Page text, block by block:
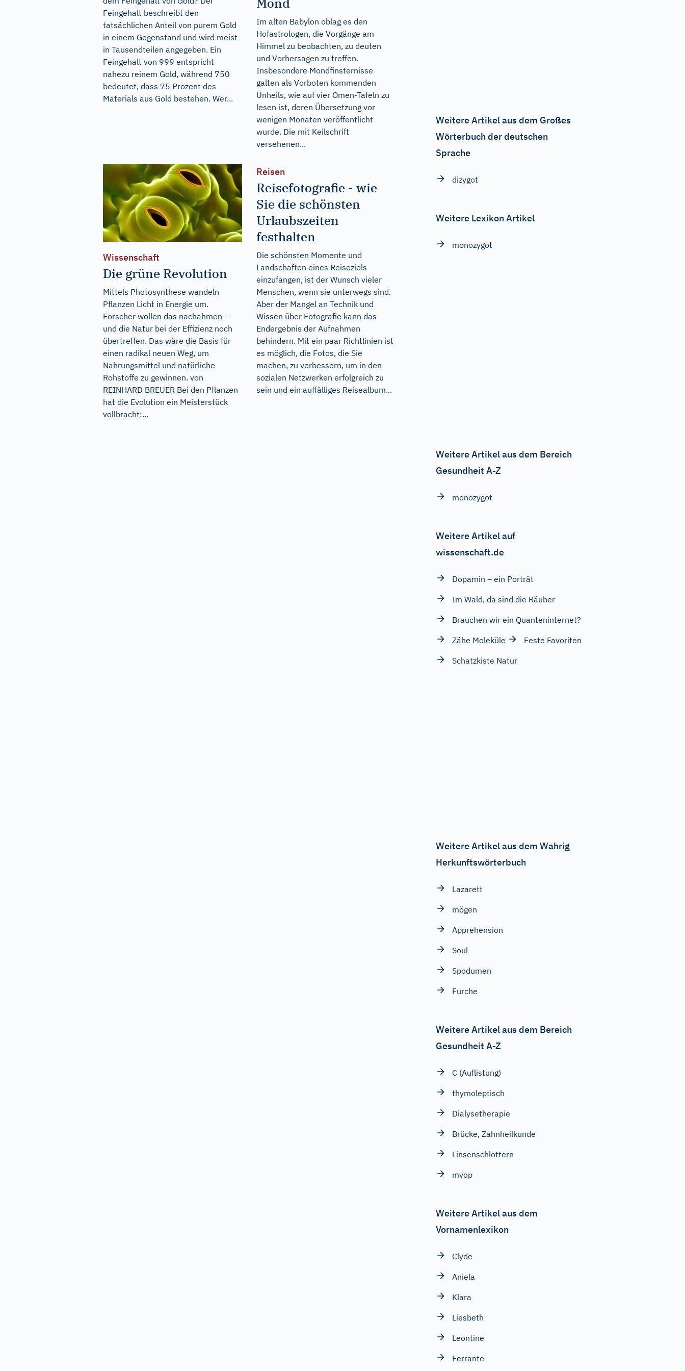
Feingehalt beschreibt den
tatsächlichen Anteil von purem Gold
in einem Gegenstand und wird meist
in Tausendteilen angegeben. Ein
Feingehalt von 999 entspricht
nahezu reinem Gold, während 750
bedeutet, dass 75 Prozent des
Materials aus Gold bestehen. Wer...
Im alten Babylon oblag es den
Hofastrologen, die Vorgänge am
Himmel zu beobachten, zu deuten
und Vorhersagen zu treffen.
Insbesondere Mondfinsternisse
galten als Vorboten kommenden
Unheils, wie auf vier Omen-Tafeln zu
lesen ist, deren Übersetzung vor
wenigen Monaten veröffentlicht
wurde. Die mit Keilschrift
versehenen...
Wissenschaft
Die grüne Revolution
Mittels Photosynthese wandeln
Pflanzen Licht in Energie um.
Forscher wollen das nachahmen –
und die Natur bei der Effizienz noch
übertreffen. Das wäre die Basis für
einen radikal neuen Weg, um
Nahrungsmittel und natürliche
Rohstoffe zu gewinnen. von
REINHARD BREUER Bei den Pflanzen
hat die Evolution ein Meisterstück
vollbracht:...
Reisen
Reisefotografie - wie
Sie die schönsten
Urlaubszeiten
festhalten
Die schönsten Momente und
Landschaften eines Reiseziels
einzufangen, ist der Wunsch vieler
Menschen, wenn sie unterwegs sind.
Aber der Mangel an Technik und
Wissen über Fotografie kann das
Endergebnis der Aufnahmen
behindern. Mit ein paar Richtlinien ist
es möglich, die Fotos, die Sie
machen, zu verbessern, um in den
sozialen Netzwerken erfolgreich zu
sein und ein auffälliges Reisealbum...
Weitere Artikel aus dem Großes
Wörterbuch der deutschen
Sprache
dizygot
Weitere Lexikon Artikel
monozygot
Weitere Artikel aus dem Bereich
Gesundheit A-Z
monozygot
Weitere Artikel auf
wissenschaft.de
Dopamin – ein Porträt
Im Wald, da sind die Räuber
Brauchen wir ein Quanteninternet?
Zähe Moleküle
Feste Favoriten
Schatzkiste Natur
Weitere Artikel aus dem Wahrig
Herkunftswörterbuch
Lazarett
mögen
Apprehension
Soul
Spodumen
Furche
Weitere Artikel aus dem Bereich
Gesundheit A-Z
C (Auflistung)
thymoleptisch
Dialysetherapie
Brücke, Zahnheilkunde
Linsenschlottern
myop
Weitere Artikel aus dem
Vornamenlexikon
Clyde
Aniela
Klara
Liesbeth
Leontine
Ferrante